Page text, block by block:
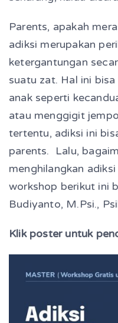
Parents, apakah
adiksi merupakan
ketergantungan
suatu zat. Hal ini
anak seperti
atau menggigit
tertentu, adiksi ini
parents. Lalu,
menghilangkan
workshop berikut ini
Budiyanto, M.Psi.,
Klik poster untuk